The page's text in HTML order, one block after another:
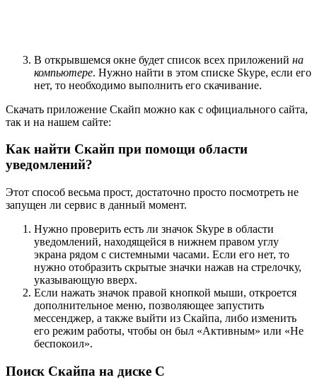
В открывшемся окне будет список всех приложений на
компьютере. Нужно найти в этом списке Skype, если его
нет, то необходимо выполнить его скачивание.
Скачать приложение Скайп можно как с официального сайта,
так и на нашем сайте:
Как найти Скайп при помощи области
уведомлений?
Этот способ весьма прост, достаточно просто посмотреть не
запущен ли сервис в данный момент.
Нужно проверить есть ли значок Skype в области
уведомлений, находящейся в нижнем правом углу
экрана рядом с системными часами. Если его нет, то
нужно отобразить скрытые значки нажав на стрелочку,
указывающую вверх.
Если нажать значок правой кнопкой мыши, откроется
дополнительное меню, позволяющее запустить
мессенджер, а также выйти из Скайпа, либо изменить
его режим работы, чтобы он был «Активным» или «Не
беспокоил».
Поиск Скайпа на диске C